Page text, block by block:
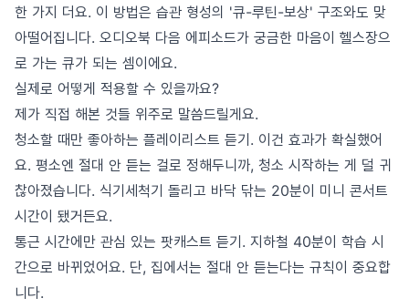
한 가지 더요. 이 방법은 습관 형성의 '큐-루틴-보상' 구조와도 맞
아떨어집니다. 오디오북 다음 에피소드가 궁금한 마음이 헬스장으
로 가는 큐가 되는 셈이에요.
실제로 어떻게 적용할 수 있을까요?
제가 직접 해본 것들 위주로 말씀드릴게요.
청소할 때만 좋아하는 플레이리스트 듣기. 이건 효과가 확실했어
요. 평소엔 절대 안 듣는 걸로 정해두니까, 청소 시작하는 게 덜 귀
찮아졌습니다. 식기세척기 돌리고 바닥 닦는 20분이 미니 콘서트
시간이 됐거든요.
통근 시간에만 관심 있는 팟캐스트 듣기. 지하철 40분이 학습 시
간으로 바뀌었어요. 단, 집에서는 절대 안 듣는다는 규칙이 중요합
니다.